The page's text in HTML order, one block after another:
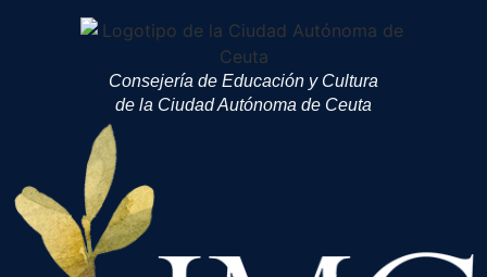
Consejería de Educación y Cultura
de la Ciudad Autónoma de Ceuta